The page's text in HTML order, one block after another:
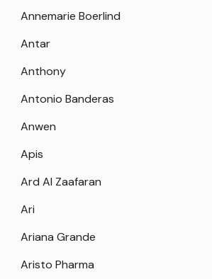
Annemarie Boerlind
Antar
Anthony
Antonio Banderas
Anwen
Apis
Ard Al Zaafaran
Ari
Ariana Grande
Aristo Pharma